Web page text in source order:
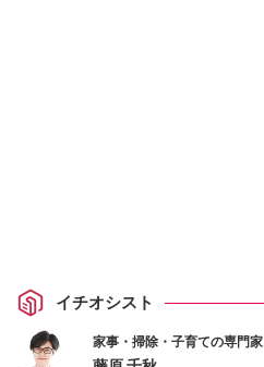
イチオシスト
家事・掃除・子育ての専門家